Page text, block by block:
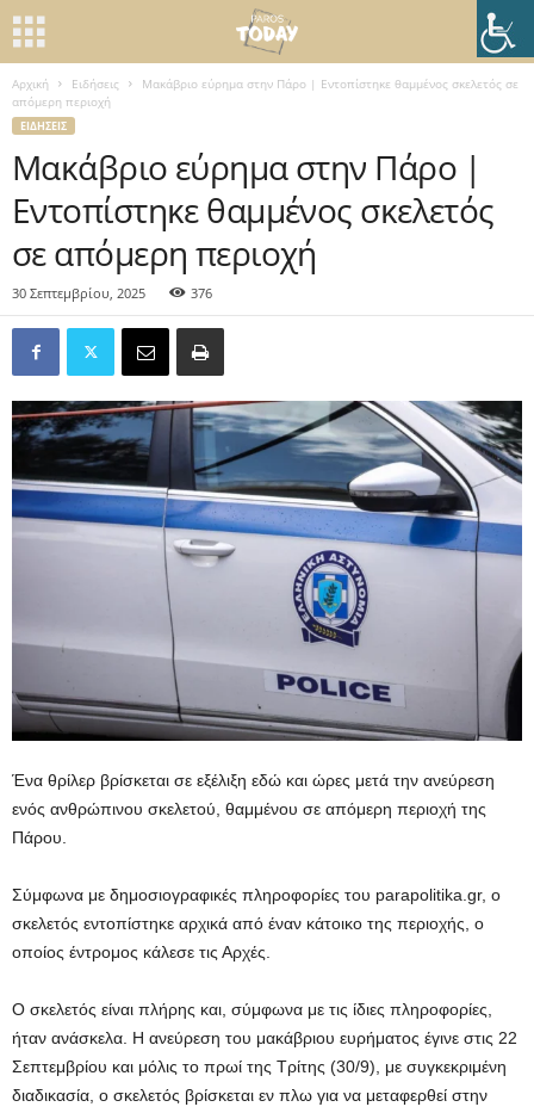
Αρχική Ειδήσεις
Μακάβριο εύρημα στην Πάρο | Εντοπίστηκε θαμμένος σκελετός σε
απόμερη περιοχή
ΕΙΔΉΣΕΙΣ
Μακάβριο εύρημα στην Πάρο |
Εντοπίστηκε θαμμένος σκελετός
σε απόμερη περιοχή
30 Σεπτεμβρίου, 2025 376
Ένα θρίλερ βρίσκεται σε εξέλιξη εδώ και ώρες μετά την ανεύρεση
ενός ανθρώπινου σκελετού, θαμμένου σε απόμερη περιοχή της
Πάρου.
Σύμφωνα με δημοσιογραφικές πληροφορίες του parapolitika.gr, ο
σκελετός εντοπίστηκε αρχικά από έναν κάτοικο της περιοχής, ο
οποίος έντρομος κάλεσε τις Αρχές.
Ο σκελετός είναι πλήρης και, σύμφωνα με τις ίδιες πληροφορίες,
ήταν ανάσκελα. Η ανεύρεση του μακάβριου ευρήματος έγινε στις 22
Σεπτεμβρίου και μόλις το πρωί της Τρίτης (30/9), με συγκεκριμένη
διαδικασία, ο σκελετός βρίσκεται εν πλω για να μεταφερθεί στην